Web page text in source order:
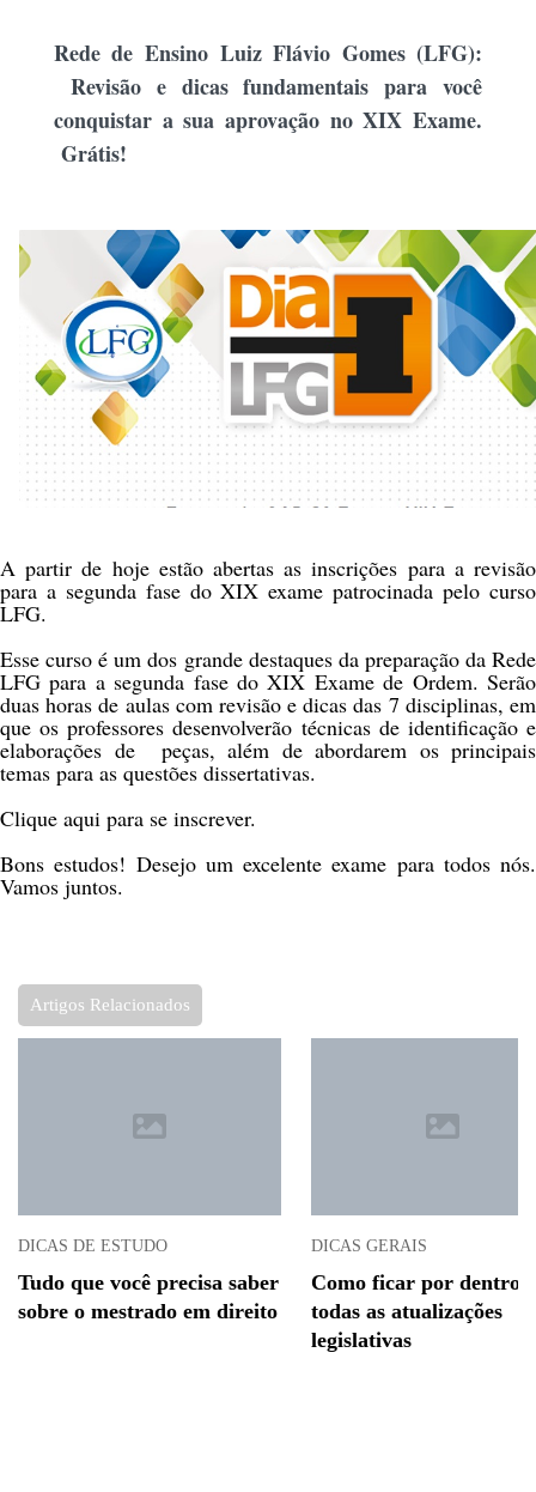
Rede de Ensino Luiz Flávio Gomes (LFG):
Revisão e dicas fundamentais para você
conquistar a sua aprovação no XIX Exame.
Grátis!
A partir de hoje estão abertas as inscrições para a revisão
para a segunda fase do XIX exame patrocinada pelo curso
LFG.
Esse curso é um dos grande destaques da preparação da Rede
LFG para a segunda fase do XIX Exame de Ordem. Serão
duas horas de aulas com revisão e dicas das 7 disciplinas, em
que os professores desenvolverão técnicas de identificação e
elaborações de peças, além de abordarem os principais
temas para as questões dissertativas.
Clique aqui para se inscrever.
Bons estudos! Desejo um excelente exame para todos nós.
Vamos juntos.
Artigos Relacionados
DICAS DE ESTUDO
Tudo que você precisa saber
sobre o mestrado em direito
DICAS GERAIS
Como ficar por dentro
todas as atualizações
legislativas